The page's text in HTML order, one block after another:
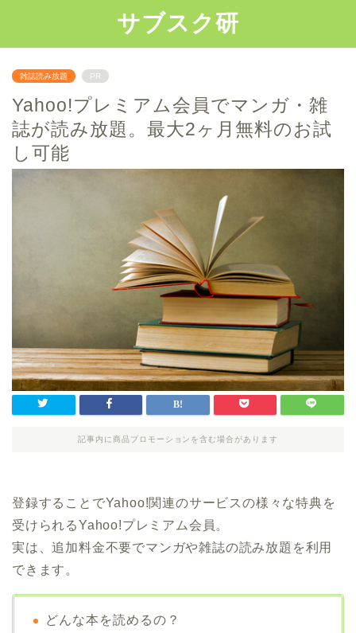
サブスク研
雑誌読み放題 PR
Yahoo!プレミアム会員でマンガ・雑
誌が読み放題。最大2ヶ月無料のお試
し可能
記事内に商品プロモーションを含む場合があります
登録することでYahoo!関連のサービスの様々な特典を
受けられるYahoo!プレミアム会員。
実は、追加料金不要でマンガや雑誌の読み放題を利用
できます。
どんな本を読めるの？